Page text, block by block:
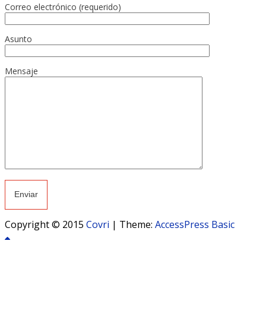
Correo electrónico (requerido)
Asunto
Mensaje
Copyright © 2015 Covri | Theme: AccessPress Basic